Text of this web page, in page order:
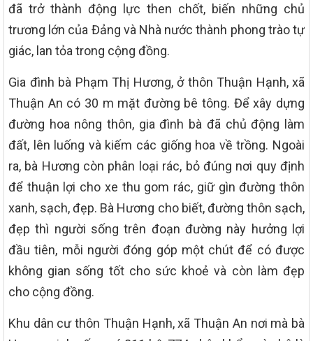
đã trở thành động lực then chốt, biến những chủ
trương lớn của Đảng và Nhà nước thành phong trào tự
giác, lan tỏa trong cộng đồng.
Gia đình bà Phạm Thị Hương, ở thôn Thuận Hạnh, xã
Thuận An có 30 m mặt đường bê tông. Để xây dựng
đường hoa nông thôn, gia đình bà đã chủ động làm
đất, lên luống và kiếm các giống hoa về trồng. Ngoài
ra, bà Hương còn phân loại rác, bỏ đúng nơi quy định
để thuận lợi cho xe thu gom rác, giữ gìn đường thôn
xanh, sạch, đẹp. Bà Hương cho biết, đường thôn sạch,
đẹp thì người sống trên đoạn đường này hưởng lợi
đầu tiên, mỗi người đóng góp một chút để có được
không gian sống tốt cho sức khoẻ và còn làm đẹp
cho cộng đồng.
Khu dân cư thôn Thuận Hạnh, xã Thuận An nơi mà bà